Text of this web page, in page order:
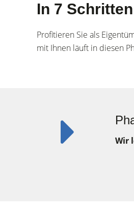
In 7
Profitieren Sie als
mit Ihnen läuft in diesen
Wir